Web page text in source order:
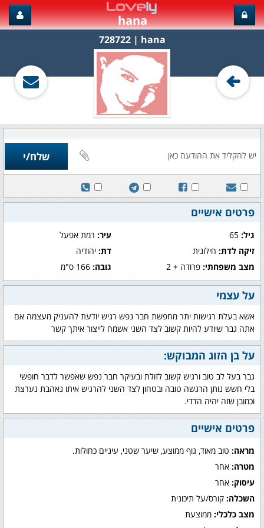
hana
hana‏ | 728722
פרטים אישיים
גיל: עיר:רמת אפעל
זיקה לדת: חילונית דת:יהודיה
מצב משפחתי: פרודה + 2 גובה:166 ס"מ
על עצמי
אשא בעלת רגישות יתר מחפשת חבר נפש רגיש יודעת להעניק מעצמה אם
אתה גבר שיודע להיות קשוב לצד השני אשמח לייצור איתך קשר
על בן הזוג המבוקש:
גבר בעל לב טוב ורגיש קשוב לזולת ובעיקר חבר נפש שאפשר לדבר חופשי
בלי חשש נותן הרגשה טובה ובטחון לצד השני להרגיש איתו נאהבת נערצת
וכמובן שזה יהיה הדדי.
פרטים אישיים
מראה: טוב מאוד, גוף ממוצע, שיער שטני, עיניים כחולות.
מטרה: אחר
עיסוק: אחר
השכלה: קורס/על תיכונית
מצב כלכלי: ממוצעת